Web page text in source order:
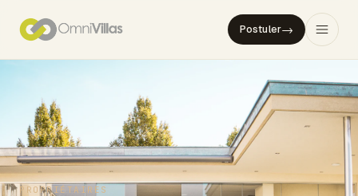
Postuler→
PROPRIÉTAIRES